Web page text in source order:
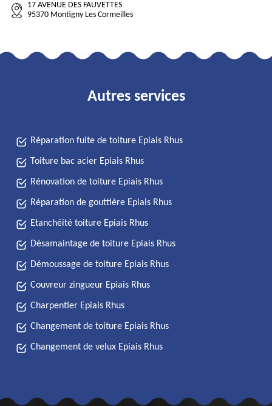
17 AVENUE DES FAUVETTES
95370 Montigny Les Cormeilles
Autres services
Réparation fuite de toiture Epiais Rhus
Toiture bac acier Epiais Rhus
Rénovation de toiture Epiais Rhus
Réparation de gouttière Epiais Rhus
Etanchéité toiture Epiais Rhus
Désamaintage de toiture Epiais Rhus
Démoussage de toiture Epiais Rhus
Couvreur zingueur Epiais Rhus
Charpentier Epiais Rhus
Changement de toiture Epiais Rhus
Changement de velux Epiais Rhus